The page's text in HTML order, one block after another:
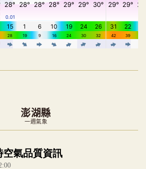
澎湖縣
一週氣象
工具為視覺預覽，完整即時空